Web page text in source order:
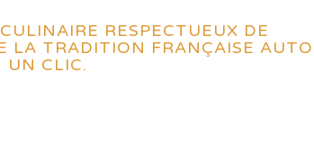
RESPECTUEUX DE
LA TRADITION FRANÇAISE
UN CLIC.